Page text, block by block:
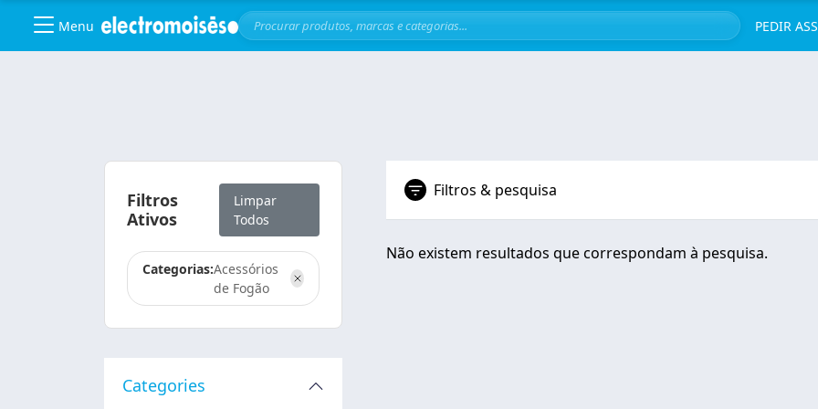
Menu PEDIR
Filtros & pesquisa
Não existem resultados que correspondam à pesquisa.
Filtros
Ativos
Limpar
Todos
Categorias:Acessórios
de Fogão
Categories